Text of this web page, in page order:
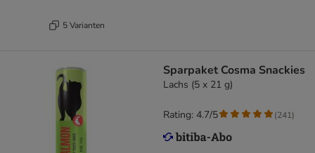
5 Varianten
Sparpaket Cosma Snackies
Lachs (5 x 21 g)
Rating: 4.7/5 (241)